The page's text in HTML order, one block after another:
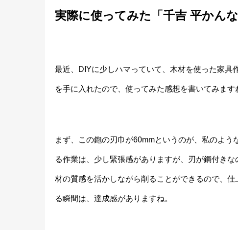
実際に使ってみた「千吉 平かんな
最近、DIYに少しハマっていて、木材を使った家具
を手に入れたので、使ってみた感想を書いてみます
まず、この鉋の刃巾が60mmというのが、私のよ
る作業は、少し緊張感がありますが、刃が鋼付き
材の質感を活かしながら削ることができるので、
る瞬間は、達成感がありますね。